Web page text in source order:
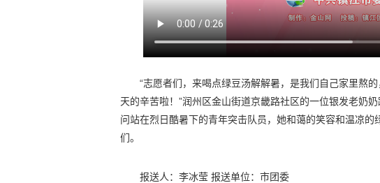
“志愿者们，来喝点绿豆汤解解暑，是我们自己家里熬
天的辛苦啦！”润州区金山街道京畿路社区的一位银发老奶
问站在烈日酷暑下的青年突击队员，她和蔼的笑容和温凉
们。
报送人：李冰莹 报送单位：市团委